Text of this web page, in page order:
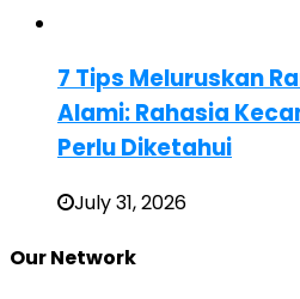
7 Tips Meluruskan
Alami: Rahasia
Perlu Diketahui
July 31, 2026
Our Network